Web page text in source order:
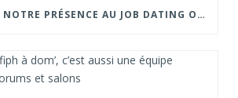
📍 RETOUR SUR NOTRE PRÉSENCE AU JOB DATING ORGANISÉ PAR LA CROIX ROUGE – GRENOBLE.